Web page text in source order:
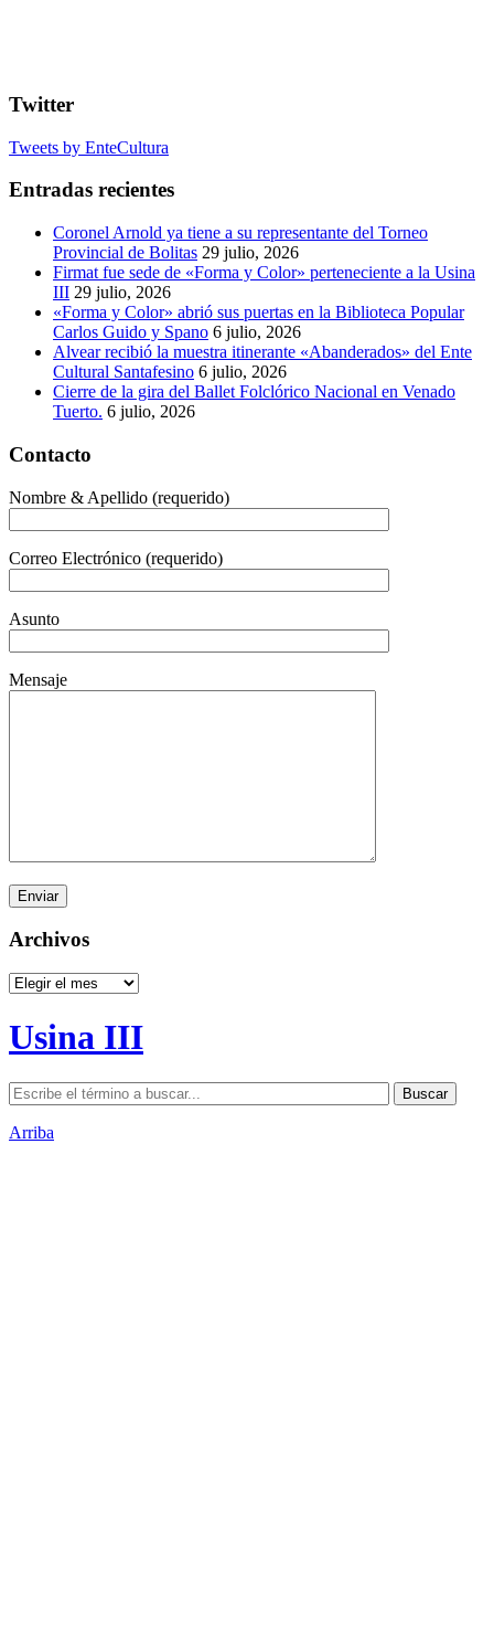
Twitter
Tweets by EnteCultura
Entradas recientes
Coronel Arnold ya tiene a su representante del Torneo
Provincial de Bolitas 29 julio, 2026
Firmat fue sede de «Forma y Color» perteneciente a la Usina
III 29 julio, 2026
«Forma y Color» abrió sus puertas en la Biblioteca Popular
Carlos Guido y Spano 6 julio, 2026
Alvear recibió la muestra itinerante «Abanderados» del Ente
Cultural Santafesino 6 julio, 2026
Cierre de la gira del Ballet Folclórico Nacional en Venado
Tuerto. 6 julio, 2026
Contacto
Nombre & Apellido (requerido)
Correo Electrónico (requerido)
Asunto
Mensaje
Archivos
Archivos
Usina III
Arriba